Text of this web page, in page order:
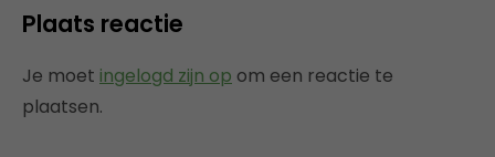
Plaats reactie
Je moet ingelogd zijn op om een reactie te
plaatsen.